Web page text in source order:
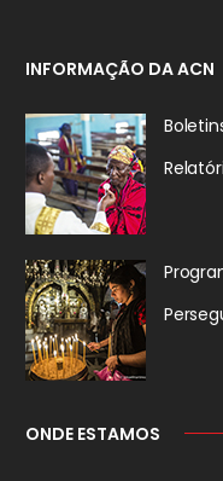
INFORMAÇÃO DA ACN
ONDE ESTAMOS